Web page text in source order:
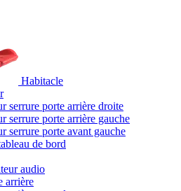
Habitacle
serrure porte arrière droite
serrure porte arrière gauche
serrure porte avant gauche
de bord
audio
arrière